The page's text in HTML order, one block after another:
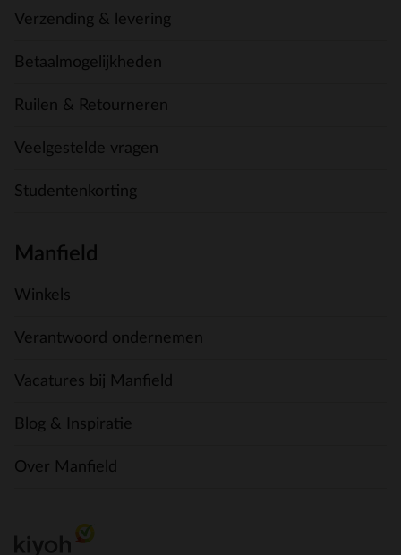
Verzending & levering
Betaalmogelijkheden
Ruilen & Retourneren
Veelgestelde vragen
Studentenkorting
Manfield
Winkels
Verantwoord ondernemen
Vacatures bij Manfield
Blog & Inspiratie
Over Manfield